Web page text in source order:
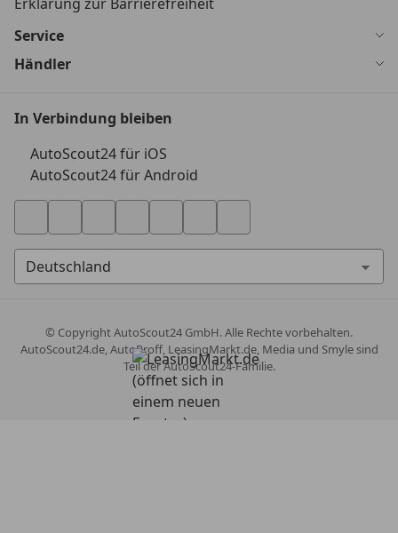
Service
Händler
In Verbindung bleiben
AutoScout24 für iOS
AutoScout24 für Android
© CopyrightAutoScout24 GmbH. Alle Rechte vorbehalten.
AutoScout24.de, AutoProff, LeasingMarkt.de, Media und Smyle sind
Teil der AutoScout24-Familie.